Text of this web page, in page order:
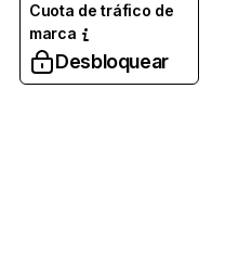
Cuota de tráfico de
marca
Desbloquear